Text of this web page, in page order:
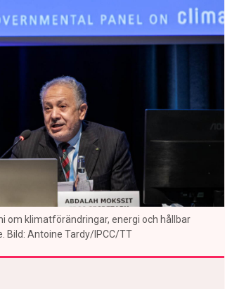
om klimatförändringar, energi och hållbar
Bild: Antoine Tardy/IPCC/TT